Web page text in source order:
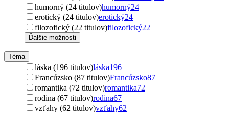
humorný (24 titulov)humorný24
erotický (24 titulov)erotický24
filozofický (22 titulov)filozofický22
Ďalšie možnosti
Téma
láska (196 titulov)láska196
Francúzsko (87 titulov)Francúzsko87
romantika (72 titulov)romantika72
rodina (67 titulov)rodina67
vzťahy (62 titulov)vzťahy62